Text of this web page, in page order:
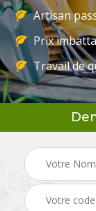
Artisan
Prix
Travail de